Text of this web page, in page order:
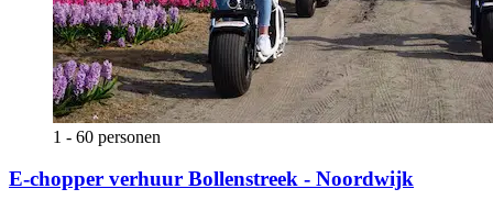
1 - 60 personen
E-chopper verhuur Bollenstreek - Noordwijk